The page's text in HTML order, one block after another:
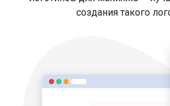
создания такого